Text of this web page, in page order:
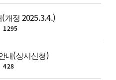
개정 2025.3.4.)
1295
내(상시신청)
428